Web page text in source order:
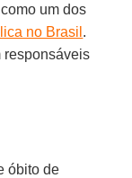
como um dos
no Brasil .
responsáveis
óbito de